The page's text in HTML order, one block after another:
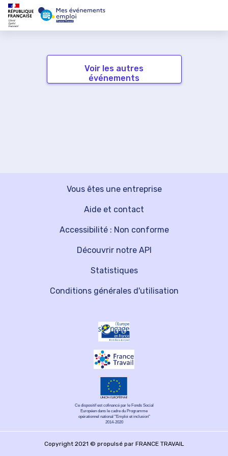
Voir les autres
événements
Vous êtes une entreprise
Découvrir notre API
Aide et contact
Statistiques
Accessibilité : Non conforme
Conditions générales d'utilisation
Ce dispositif est cofinancé par le Fonds Social
Européen dans le cadre du Programme
opérationnel national "Emploi et inclusion"
2014-2020
Copyright 2021 © propulsé par FRANCE TRAVAIL